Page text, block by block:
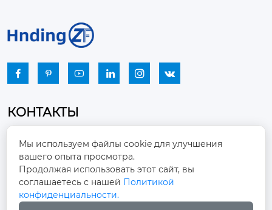
     
КОНТАКТЫ

район Чжоуцунь, город Цзыбо, провинция
Шаньдун
 winston-xu@hengdingfan.com
Мы используем файлы cookie для улучшения
вашего опыта просмотра.
Продолжая использовать этот сайт, вы
соглашаетесь с нашей Политикой
конфиденциальности.